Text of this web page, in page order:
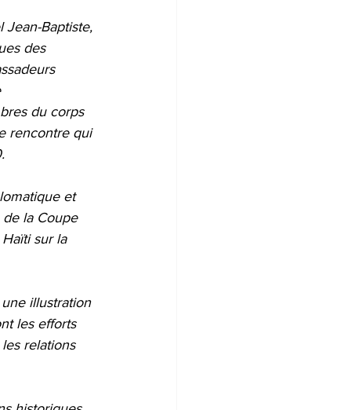
Jean-Baptiste,
des
du corps
rencontre qui
et
la Coupe
sur la
illustration
les efforts
relations